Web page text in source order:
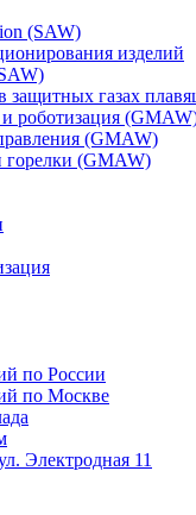
(SAW)
изделий
защитных газах
роботизация
(GMAW)
(GMAW)
по России
по Москве
Электродная 11